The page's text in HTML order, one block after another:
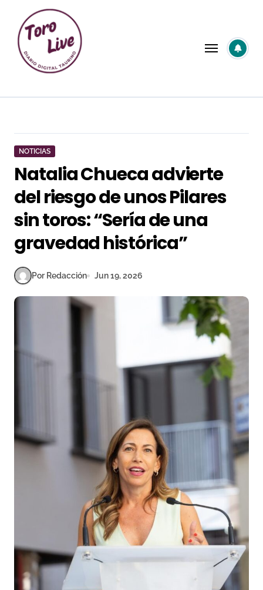
contenido
NOTICIAS
Natalia Chueca advierte
del riesgo de unos Pilares
sin toros: “Sería de una
gravedad histórica”
Por Redacción Jun 19, 2026